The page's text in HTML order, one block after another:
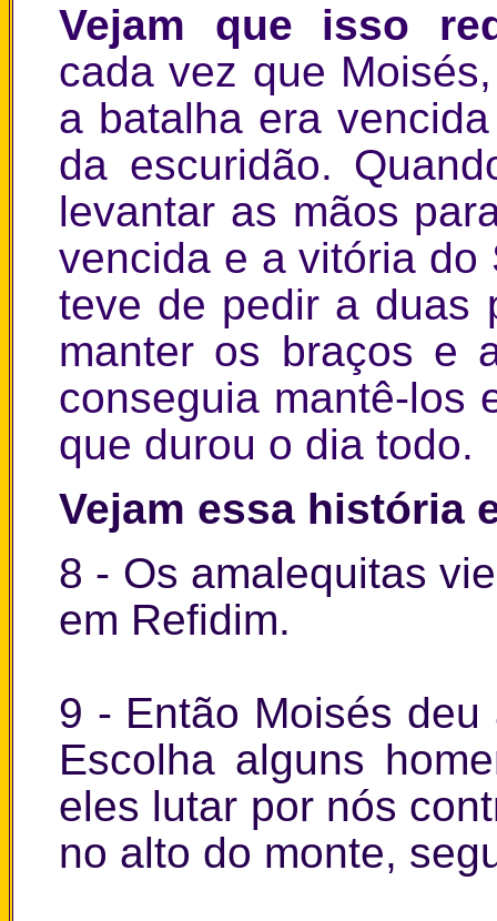
Vejam que isso
cada vez que
a batalha era
da escuridão.
levantar as mãos
vencida e a vitória do
teve de pedir a duas
manter os braços e
conseguia mantê-los
que durou o dia todo.
Vejam essa história
8 - Os amalequitas
em Refidim.
9 - Então Moisés
Escolha alguns
eles lutar por nós
no alto do monte,